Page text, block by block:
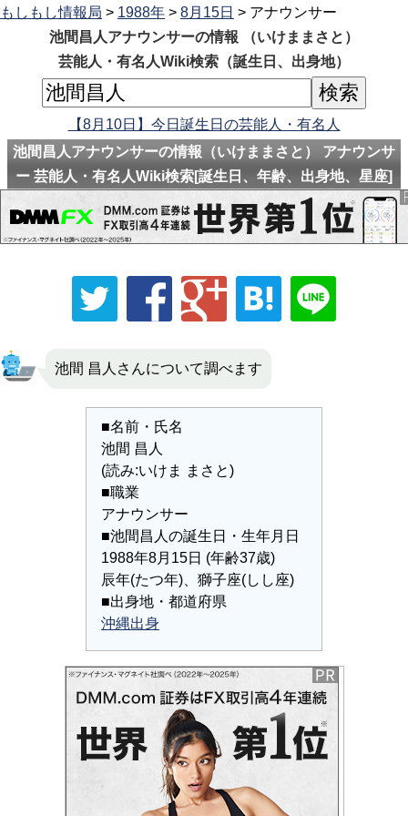
もしもし情報局 > 1988年 > 8月15日 > アナウンサー
池間昌人アナウンサーの情報 （いけままさと）
芸能人・有名人Wiki検索（誕生日、出身地）
【8月10日】今日誕生日の芸能人・有名人
池間昌人アナウンサーの情報（いけままさと） アナウンサ
ー 芸能人・有名人Wiki検索[誕生日、年齢、出身地、星座]
池間 昌人さんについて調べます
■名前・氏名
池間 昌人
(読み:いけま まさと)
■職業
アナウンサー
■池間昌人の誕生日・生年月日
1988年8月15日 (年齢37歳)
辰年(たつ年)、獅子座(しし座)
■出身地・都道府県
沖縄出身